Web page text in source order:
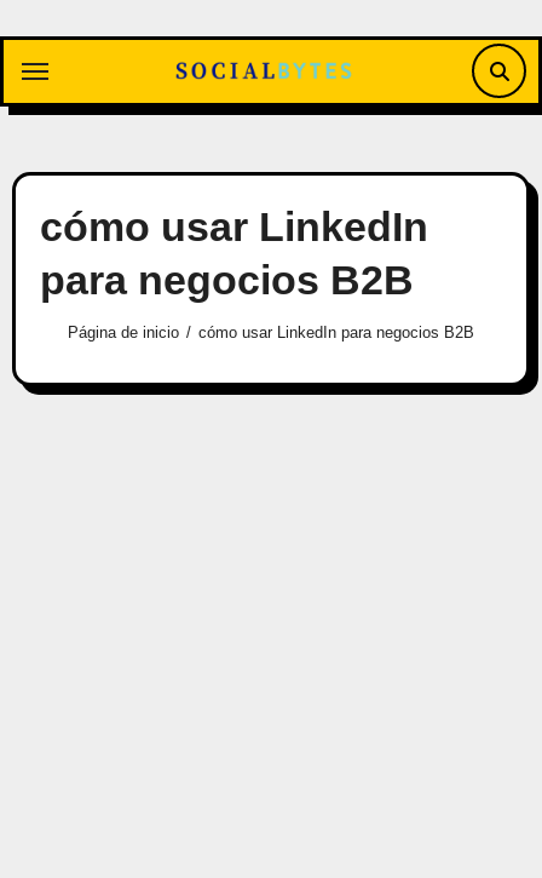
contenido
cómo usar LinkedIn
para negocios B2B
Página de inicio cómo usar LinkedIn para negocios B2B